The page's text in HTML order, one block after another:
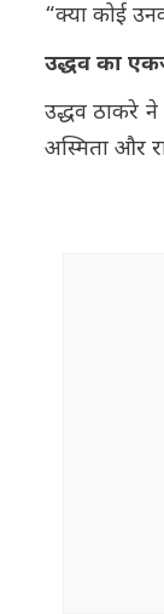
“क्या कोई
उद्धव का
उद्धव ठाकरे
अस्मिता और